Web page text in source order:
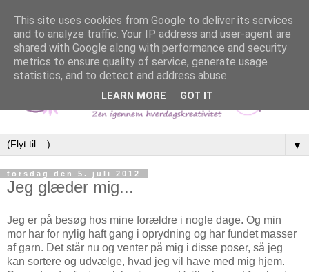
▼
torsdag den 5. juli 2012
Jeg glæder mig...
Jeg er på besøg hos mine forældre i nogle dage. Og min
mor har for nylig haft gang i oprydning og har fundet masser
af garn. Det står nu og venter på mig i disse poser, så jeg
kan sortere og udvælge, hvad jeg vil have med mig hjem.
This site uses cookies from Google to deliver its services
and to analyze traffic. Your IP address and user-agent are
shared with Google along with performance and security
metrics to ensure quality of service, generate usage
statistics, and to detect and address abuse.
LEARN MORE GOT IT